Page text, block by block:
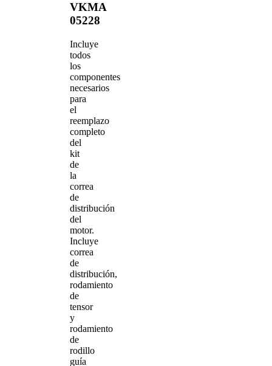
VKMA
05228
Incluye
todos
los
componentes
necesarios
para
el
reemplazo
completo
del
kit
de
la
correa
de
distribución
del
motor.
Incluye
correa
de
distribución,
rodamiento
de
tensor
y
rodamiento
de
rodillo
guía